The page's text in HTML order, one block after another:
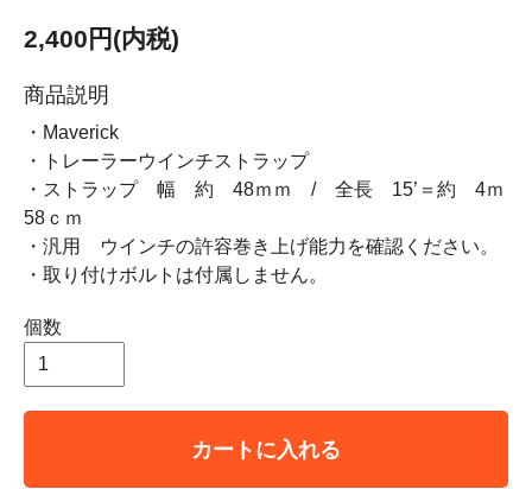
2,400円(内税)
商品説明
・Maverick
・トレーラーウインチストラップ
・ストラップ 幅 約 48ｍｍ / 全長 15’＝約 4ｍ
58ｃｍ
・汎用 ウインチの許容巻き上げ能力を確認ください。
・取り付けボルトは付属しません。
個数
カートに入れる